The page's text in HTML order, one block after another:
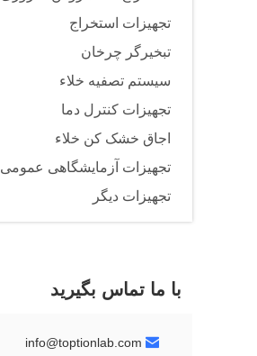
تجهیزات استخراج
تبخیرگر چرخان
سیستم تصفیه خلاء
تجهیزات کنترل دما
اجاق خشک کن خلاء
تجهیزات آزمایشگاهی عمومی
تجهیزات دیگر
با ما تماس بگیرید
info@toptionlab.com